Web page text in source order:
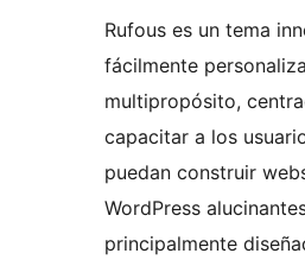
Rufous es un tema
fácilmente
multipropósito,
capacitar a los
puedan construir
WordPress
principalmente